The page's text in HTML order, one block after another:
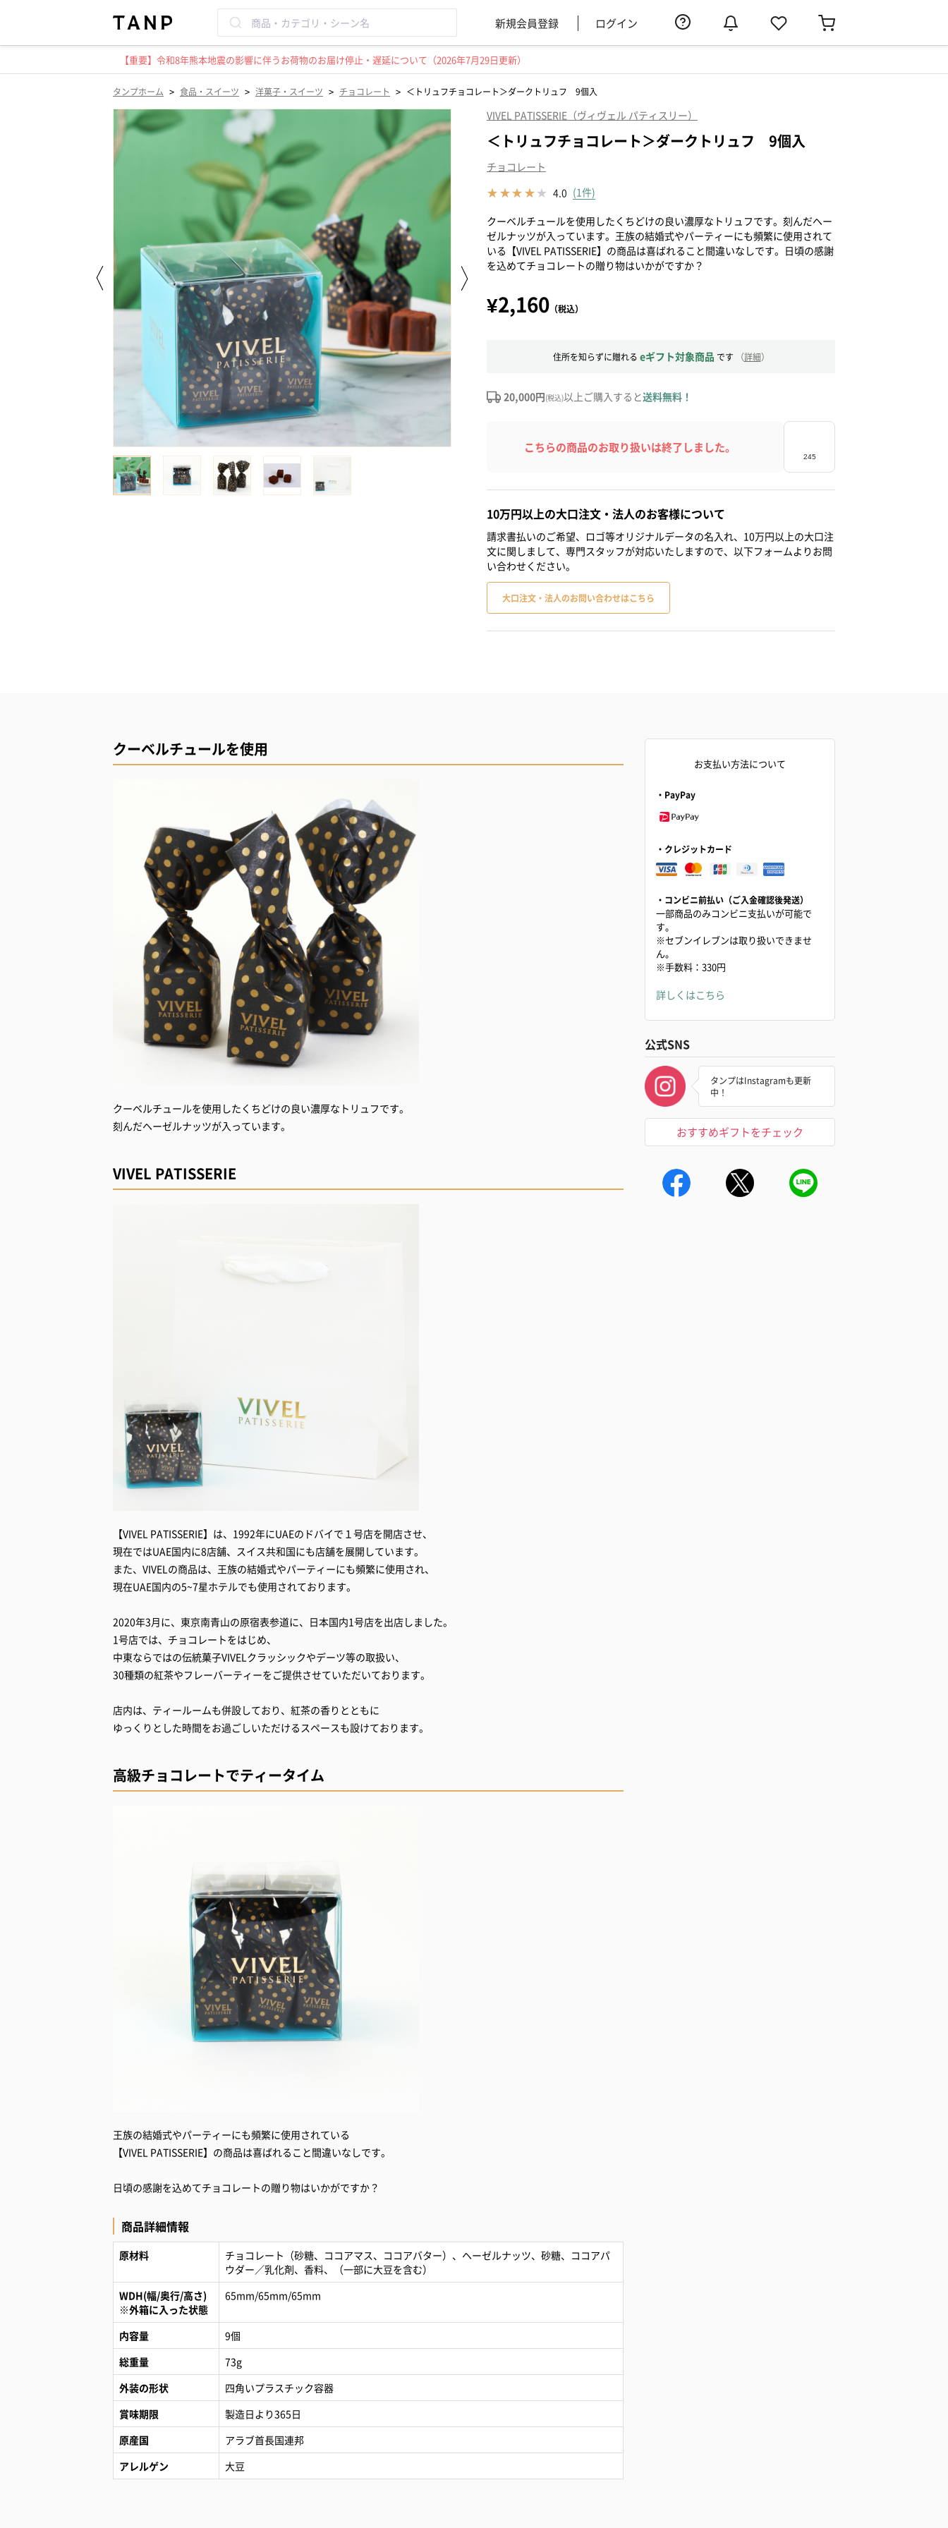
新規会員登録 ログイン
【重要】令和8年熊本地震の影響に伴うお荷物のお届け停止・遅延について（2026年7月29日更新）
タンプホーム > 食品・スイーツ > 洋菓子・スイーツ > チョコレート > ＜トリュフチョコレート＞ダークトリュフ 9個入
VIVEL PATISSERIE（ヴィヴェル パティスリー）
＜トリュフチョコレート＞ダークトリュフ 9個入
チョコレート
4.0 (1件)
クーベルチュールを使用したくちどけの良い濃厚なトリュフです。刻んだヘー
ゼルナッツが入っています。王族の結婚式やパーティーにも頻繁に使用されて
いる【VIVEL PATISSERIE】の商品は喜ばれること間違いなしです。日頃の感謝
を込めてチョコレートの贈り物はいかがですか？
¥2,160 （税込）
住所を知らずに贈れる eギフト対象商品 です （詳細）
20,000円(税込)以上ご購入すると送料無料！
こちらの商品のお取り扱いは終了しました。
10万円以上の大口注文・法人のお客様について
請求書払いのご希望、ロゴ等オリジナルデータの名入れ、10万円以上の大口注
文に関しまして、専門スタッフが対応いたしますので、以下フォームよりお問
い合わせください。
大口注文・法人のお問い合わせはこちら
クーベルチュールを使用
クーベルチュールを使用したくちどけの良い濃厚なトリュフです。
刻んだヘーゼルナッツが入っています。
VIVEL PATISSERIE
【VIVEL PATISSERIE】は、1992年にUAEのドバイで１号店を開店させ、
現在ではUAE国内に8店舗、スイス共和国にも店舗を展開しています。
また、VIVELの商品は、王族の結婚式やパーティーにも頻繁に使用され、
現在UAE国内の5~7星ホテルでも使用されております。
2020年3月に、東京南青山の原宿表参道に、日本国内1号店を出店しました。
1号店では、チョコレートをはじめ、
中東ならではの伝統菓子VIVELクラッシックやデーツ等の取扱い、
30種類の紅茶やフレーバーティーをご提供させていただいております。
店内は、ティールームも併設しており、紅茶の香りとともに
ゆっくりとした時間をお過ごしいただけるスペースも設けております。
高級チョコレートでティータイム
王族の結婚式やパーティーにも頻繁に使用されている
【VIVEL PATISSERIE】の商品は喜ばれること間違いなしです。
日頃の感謝を込めてチョコレートの贈り物はいかがですか？
商品詳細情報
原材料
チョコレート（砂糖、ココアマス、ココアバター）、ヘーゼルナッツ、砂糖、ココアパ
ウダー／乳化剤、香料、（一部に大豆を含む）
WDH(幅/奥行/高さ)
※外箱に入った状態
65mm/65mm/65mm
内容量
9個
総重量
73g
外装の形状
四角いプラスチック容器
賞味期限
製造日より365日
原産国
アラブ首長国連邦
アレルゲン
大豆
お支払い方法について
・PayPay
・クレジットカード
・コンビニ前払い（ご入金確認後発送）
一部商品のみコンビニ支払いが可能で
す。
※セブンイレブンは取り扱いできませ
ん。
※手数料：330円
詳しくはこちら
公式SNS
タンプはInstagramも更新
中！
おすすめギフトをチェック